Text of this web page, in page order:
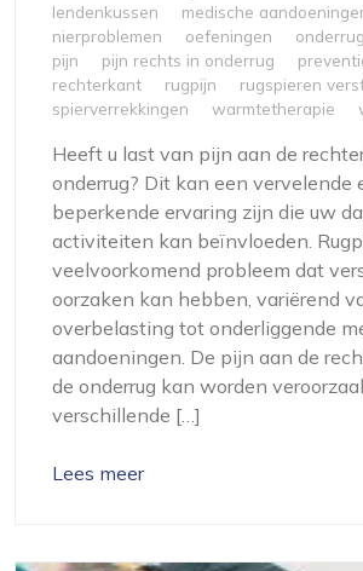
lendenkussen
medische
nierproblemen
oefeningen onderrug
pijn
pijn rechts in onderrug
rechterkant
rugpijn rugspieren
spierverrekkingen
warmtetherapie
Heeft u last van pijn aan de
onderrug? Dit kan een vervelende
beperkende ervaring zijn die uw
activiteiten kan beïnvloeden.
veelvoorkomend probleem dat
oorzaken kan hebben, variërend
overbelasting tot onderliggende
aandoeningen. De pijn aan de
de onderrug kan worden
verschillende […]
Lees meer